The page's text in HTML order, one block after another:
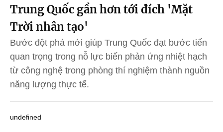
Trung Quốc gần hơn tới đích 'Mặt
Trời nhân tạo'
Bước đột phá mới giúp Trung Quốc đạt bước tiến
quan trọng trong nỗ lực biến phản ứng nhiệt hạch
từ công nghệ trong phòng thí nghiệm thành nguồn
năng lượng thực tế.
undefined